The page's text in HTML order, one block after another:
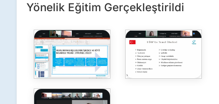
Yönelik Eğitim Gerçekleştirildi